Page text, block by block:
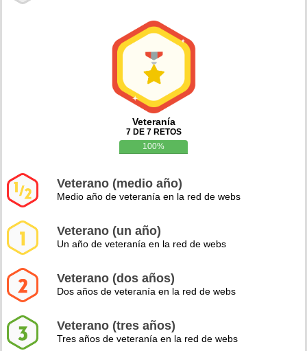
Veteranía
7 DE 7 RETOS
100%
Veterano (medio año)
Medio año de veteranía en la red de webs
Veterano (un año)
Un año de veteranía en la red de webs
Veterano (dos años)
Dos años de veteranía en la red de webs
Veterano (tres años)
Tres años de veteranía en la red de webs